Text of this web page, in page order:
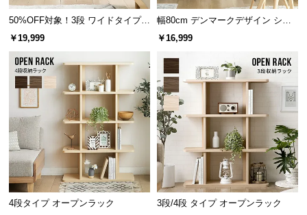
に
て
様
サ
ポ
ー
ト
のディスプレイのように飾りながら収納することが
ゆったり幅で収納力抜群
棚板の横幅は約45.7㎝
と広く設計されているため、
雑誌や本などたっぷりゆったりと収納できます。
50%OFF対象！3段 ワイドタイプ
オープンラック
￥19,999
幅80cm デンマークデザイン シェ
ルフ
￥16,999
4段タイプ オープンラック
3段/4段 タイプ オープンラック